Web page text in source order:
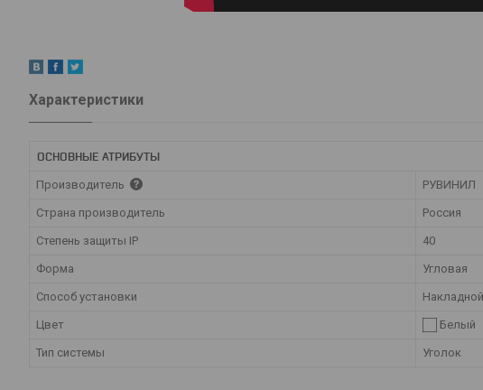
Характеристики
ОСНОВНЫЕ АТРИБУТЫ
Производитель РУВИНИЛ
Страна производитель Россия
Степень защиты IP 40
Форма Угловая
Способ установки Накладной
Цвет Белый
Тип системы Уголок